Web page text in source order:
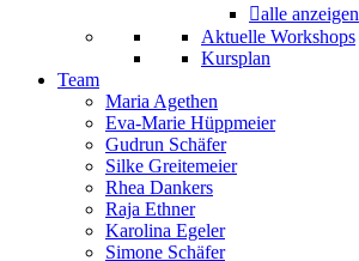
alle anzeigen
Aktuelle Workshops
Kursplan
Team
Maria Agethen
Eva-Marie Hüppmeier
Gudrun Schäfer
Silke Greitemeier
Rhea Dankers
Raja Ethner
Karolina Egeler
Simone Schäfer